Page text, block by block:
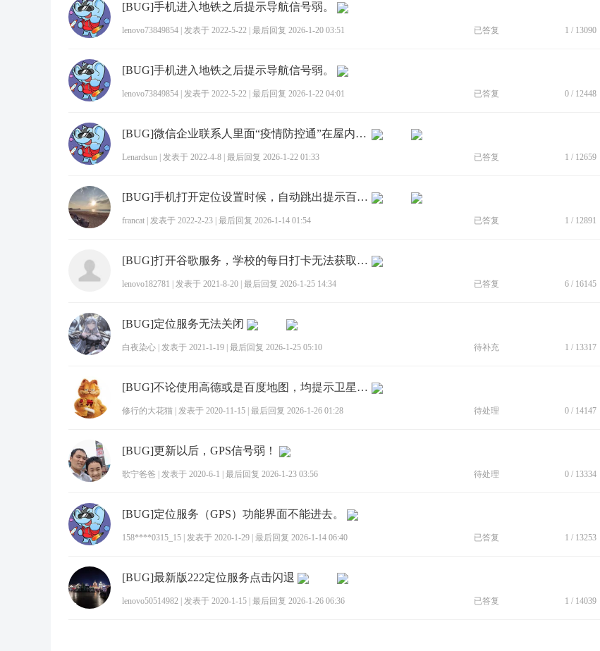
[BUG]手机进入地铁之后提示导航信号弱。
lenovo73849854 发表于 2022-5-22 最后回复 2026-1-20 03:51 已答复 1 / 13090
[BUG]手机进入地铁之后提示导航信号弱。
lenovo73849854 发表于 2022-5-22 最后回复 2026-1-22 04:01 已答复 0 / 12448
[BUG]微信企业联系人里面“疫情防控通”在屋内无法获取位置
Lenardsun 发表于 2022-4-8 最后回复 2026-1-22 01:33 已答复 1 / 12659
[BUG]手机打开定位设置时候，自动跳出提示百度要求定位数据
francat 发表于 2022-2-23 最后回复 2026-1-14 01:54 已答复 1 / 12891
[BUG]打开谷歌服务，学校的每日打卡无法获取定位
lenovo182781 发表于 2021-8-20 最后回复 2026-1-25 14:34 已答复 6 / 16145
[BUG]定位服务无法关闭
白夜染心 发表于 2021-1-19 最后回复 2026-1-25 05:10 待补充 1 / 13317
[BUG]不论使用高德或是百度地图，均提示卫星信号弱。
修行的大花猫 发表于 2020-11-15 最后回复 2026-1-26 01:28 待处理 0 / 14147
[BUG]更新以后，GPS信号弱！
歌宁爸爸 发表于 2020-6-1 最后回复 2026-1-23 03:56 待处理 0 / 13334
[BUG]定位服务（GPS）功能界面不能进去。
158****0315_15 发表于 2020-1-29 最后回复 2026-1-14 06:40 已答复 1 / 13253
[BUG]最新版222定位服务点击闪退
lenovo50514982 发表于 2020-1-15 最后回复 2026-1-26 06:36 已答复 1 / 14039